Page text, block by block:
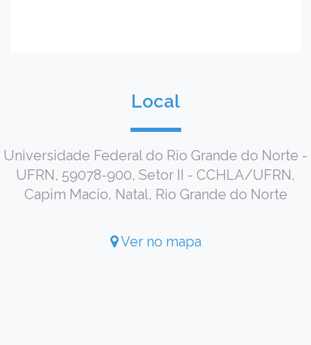
Local
Universidade Federal do Rio Grande do Norte -
UFRN, 59078-900, Setor II - CCHLA/UFRN,
Capim Macio, Natal, Rio Grande do Norte
Ver no mapa